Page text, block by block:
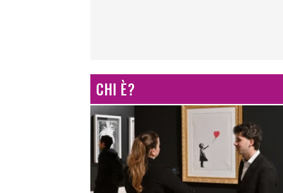
CHI È?